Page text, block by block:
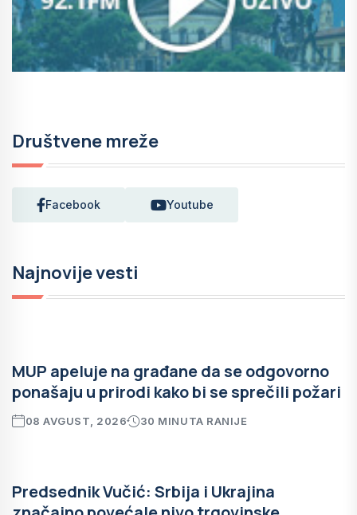
Društvene mreže
Facebook Youtube
Najnovije vesti
MUP apeluje na građane da se odgovorno
ponašaju u prirodi kako bi se sprečili požari
08 AVGUST, 2026 30 MINUTA RANIJE
Predsednik Vučić: Srbija i Ukrajina